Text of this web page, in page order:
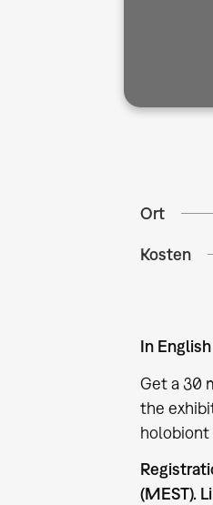
Ort
Kosten
In
Get a 30
the
holobiont
(MEST).